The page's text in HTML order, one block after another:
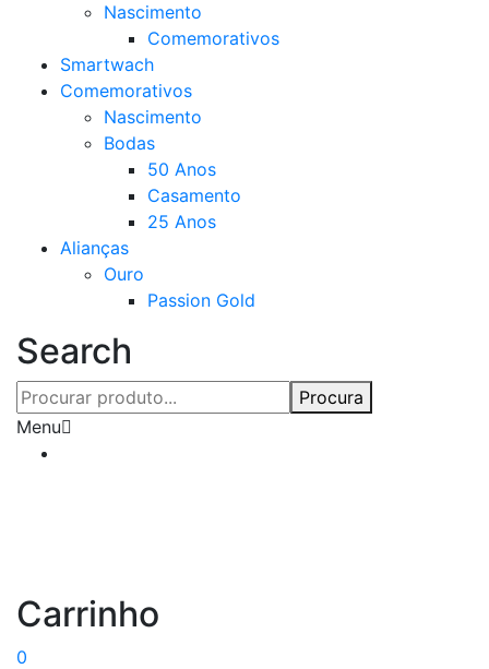
Nascimento
Comemorativos
Smartwach
Comemorativos
Nascimento
Bodas
50 Anos
Casamento
25 Anos
Alianças
Ouro
Passion Gold
Search
Procura
Menu
Carrinho
0